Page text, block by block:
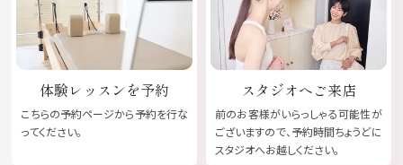
体験レッスンを予約
こちらの予約ページから予約を行な
ってください。
スタジオへご来店
前のお客様がいらっしゃる可能性が
ございますので、予約時間ちょうどに
スタジオへお越しください。